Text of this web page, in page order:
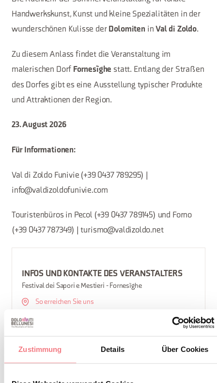
Zustimmung Details Über Cookies
Handwerkskunst, Kunst und kleine Spezialitäten in der
wunderschönen Kulisse der Dolomiten inVal di Zoldo.
Zu diesem Anlass findet die Veranstaltung im
malerischen Dorf Fornesìghe statt. Entlang der Straßen
des Dorfes gibt es eine Ausstellung typischer Produkte
und Attraktionen der Region.
23. August 2026
Für Informationen:
Val di Zoldo Funivie (+39 0437 789295) |
info@valdizoldofunivie.com
Touristenbüros in Pecol (+39 0437 789145) und Forno
(+39 0437 787349) | turismo@valdizoldo.net
INFOS UND KONTAKTE DES VERANSTALTERS
Festival dei Sapori e Mestieri - Fornesìghe
So erreichen Sie uns
INFORMATIONEN ANFORDERN